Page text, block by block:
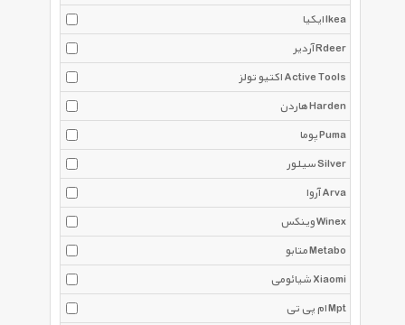
ایکیا Ikea
آردیر Rdeer
اکتیو تولز Active Tools
هاردن Harden
پوما Puma
سیلور Silver
آروا Arva
وینکس Winex
متابو Metabo
شیائومی Xiaomi
ام پی تی Mpt